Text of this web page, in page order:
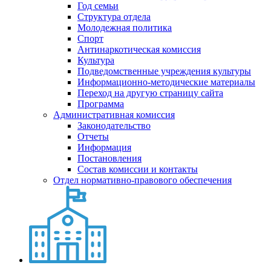
Год семьи
Структура отдела
Молодежная политика
Спорт
Антинаркотическая комиссия
Культура
Подведомственные учреждения культуры
Информационно-методические материалы
Переход на другую страницу сайта
Программа
Административная комиссия
Законодательство
Отчеты
Информация
Постановления
Состав комиссии и контакты
Отдел нормативно-правового обеспечения